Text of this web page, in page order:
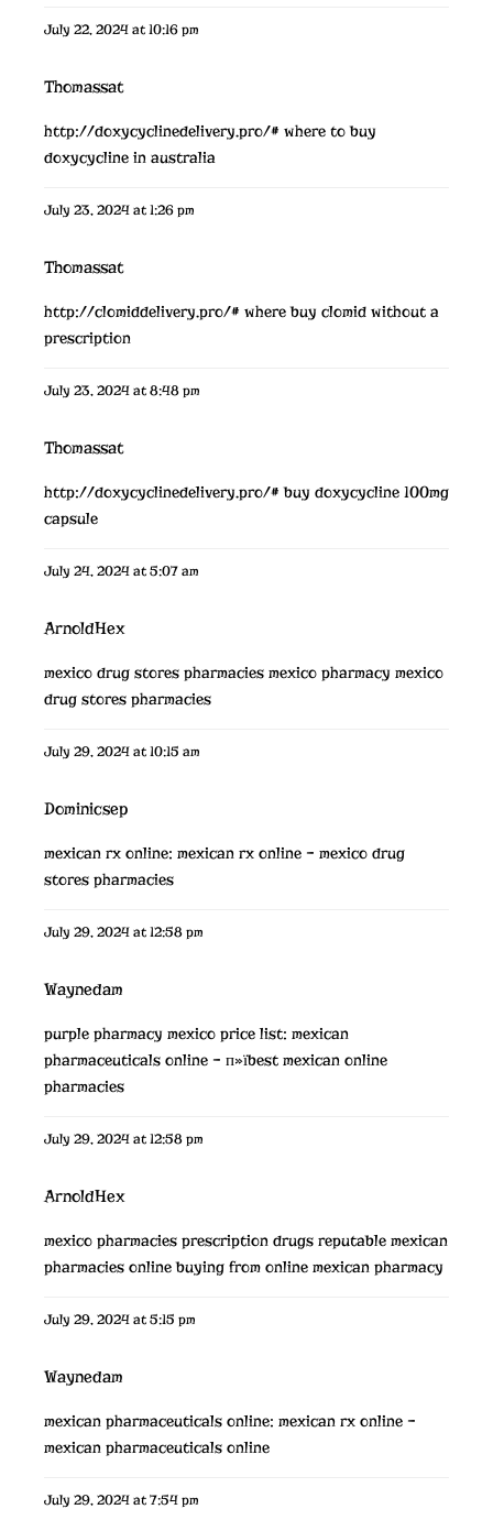
July 22, 2024 at 10:16 pm
Thomassat
http://doxycyclinedelivery.pro/# where to buy
doxycycline in australia
July 23, 2024 at 1:26 pm
Thomassat
http://clomiddelivery.pro/# where buy clomid without a
prescription
July 23, 2024 at 8:48 pm
Thomassat
http://doxycyclinedelivery.pro/# buy doxycycline 100mg
capsule
July 24, 2024 at 5:07 am
ArnoldHex
mexico drug stores pharmacies mexico pharmacy mexico
drug stores pharmacies
July 29, 2024 at 10:15 am
Dominicsep
mexican rx online: mexican rx online – mexico drug
stores pharmacies
July 29, 2024 at 12:58 pm
Waynedam
purple pharmacy mexico price list: mexican
pharmaceuticals online – п»їbest mexican online
pharmacies
July 29, 2024 at 12:58 pm
ArnoldHex
mexico pharmacies prescription drugs reputable mexican
pharmacies onlinebuying from online mexican pharmacy
July 29, 2024 at 5:15 pm
Waynedam
mexican pharmaceuticals online: mexican rx online –
mexican pharmaceuticals online
July 29, 2024 at 7:54 pm